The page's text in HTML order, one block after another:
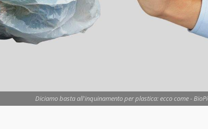
Diciamo basta all'inquinamento per plastica: ecco come -